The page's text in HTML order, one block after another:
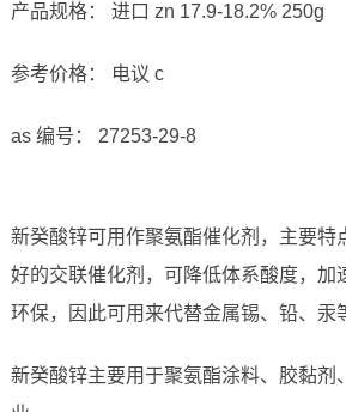
产品规格： 进口 zn 17.9-18.2% 250g
参考价格： 电议 c
as 编号： 27253-29-8
新癸酸锌可用作聚氨酯催化剂，主要特
好的交联催化剂，可降低体系酸度，加
环保，因此可用来代替金属锡、铅、汞
新癸酸锌主要用于聚氨酯涂料、胶黏剂